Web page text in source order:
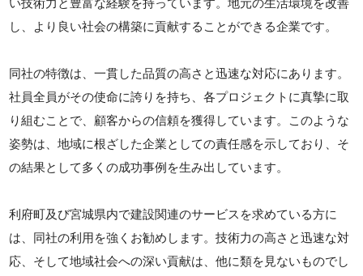
し、より良い社会の構築に貢献することができる企業です。
同社の特徴は、一貫した品質の高さと迅速な対応にあります。
社員全員がその使命に誇りを持ち、各プロジェクトに真摯に取
り組むことで、顧客からの信頼を獲得しています。このような
姿勢は、地域に根ざした企業としての責任感を示しており、そ
の結果として多くの成功事例を生み出しています。
利府町及び宮城県内で建設関連のサービスを求めている方に
は、同社の利用を強くお勧めします。技術力の高さと迅速な対
応、そして地域社会への深い貢献は、他に類を見ないものでし